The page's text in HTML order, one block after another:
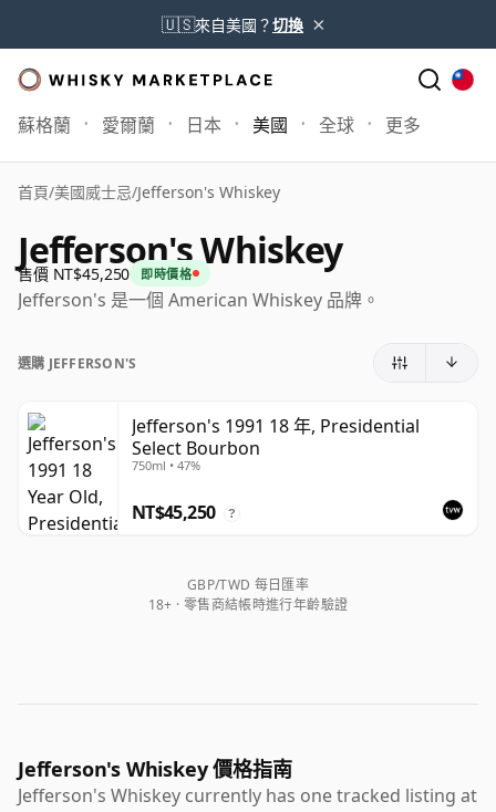
🇺🇸來自美國？切換 ×
蘇格蘭 愛爾蘭 日本 美國 全球 更多
首頁/美國威士忌/Jefferson's Whiskey
Jefferson's Whiskey
售價 NT$45,250 即時價格
Jefferson's 是一個 American Whiskey 品牌。
選購 JEFFERSON'S
Jefferson's 1991 18 年, Presidential
Select Bourbon
750ml • 47%
NT$45,250 ?
GBP/TWD 每日匯率
18+ · 零售商結帳時進行年齡驗證
Jefferson's Whiskey 價格指南
Jefferson's Whiskey currently has one tracked listing at